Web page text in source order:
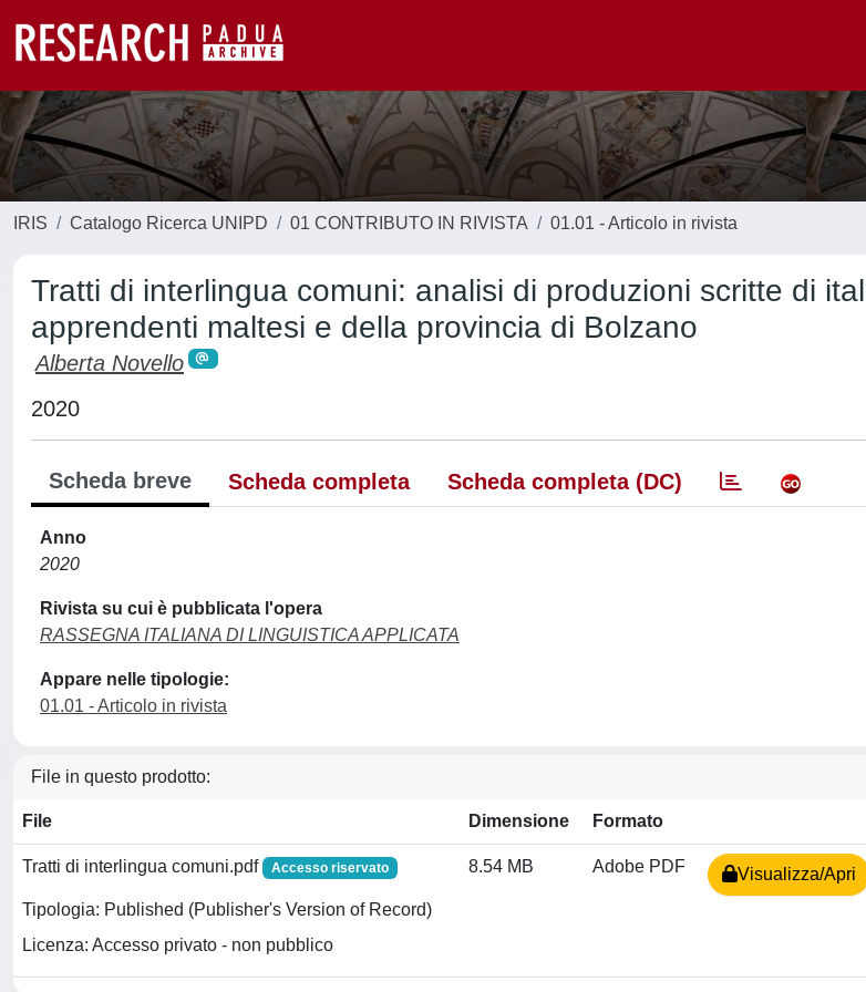
IRIS Catalogo Ricerca UNIPD 01 CONTRIBUTO IN RIVISTA 01.01 - Articolo in rivista
Tratti di interlingua comuni: analisi di produzioni scritte di
apprendenti maltesi e della provincia di Bolzano
Alberta Novello
2020
Scheda breve Scheda completa Scheda completa (DC)
Anno
2020
Rivista su cui è pubblicata l'opera
RASSEGNA ITALIANA DI LINGUISTICA APPLICATA
Appare nelle tipologie:
01.01 - Articolo in rivista
File in questo prodotto:
File Dimensione Formato
Tratti di interlingua comuni.pdf Accesso riservato
Tipologia: Published (Publisher's Version of Record)
Licenza: Accesso privato - non pubblico
8.54 MB Adobe PDF Visualizza/Apri